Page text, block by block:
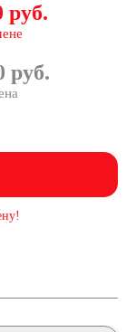
руб.
руб.